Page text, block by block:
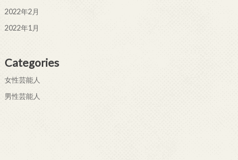
2022年2月
2022年1月
Categories
女性芸能人
男性芸能人